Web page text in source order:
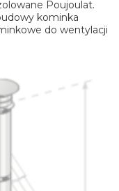
Poujoulat.
kominka
do wentylacji